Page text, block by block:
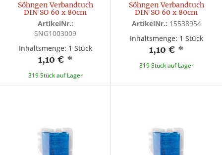
Söhngen Verbandtuch
DIN SO 60 x 80cm
ArtikelNr.:
SNG1003009
Inhaltsmenge: 1 Stück
1,10 € *
319 Stück auf Lager
Söhngen Verbandtuch
DIN SO 60 x 80cm
ArtikelNr.: 15538954
Inhaltsmenge: 1 Stück
1,10 € *
319 Stück auf Lager